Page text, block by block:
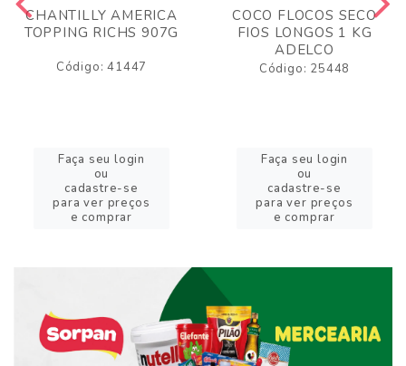
CHANTILLY AMERICA
TOPPING RICHS 907G
Código: 41447
Faça seu login
ou
cadastre-se
para ver preços
e comprar
COCO FLOCOS SECO
FIOS LONGOS 1 KG
ADELCO
Código: 25448
Faça seu login
ou
cadastre-se
para ver preços
e comprar